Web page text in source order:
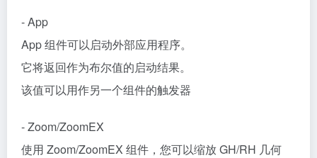
- App
App 组件可以启动外部应用程序。
它将返回作为布尔值的启动结果。
该值可以用作另一个组件的触发器
- Zoom/ZoomEX
使用 Zoom/ZoomEX 组件，您可以缩放 GH/RH 几何